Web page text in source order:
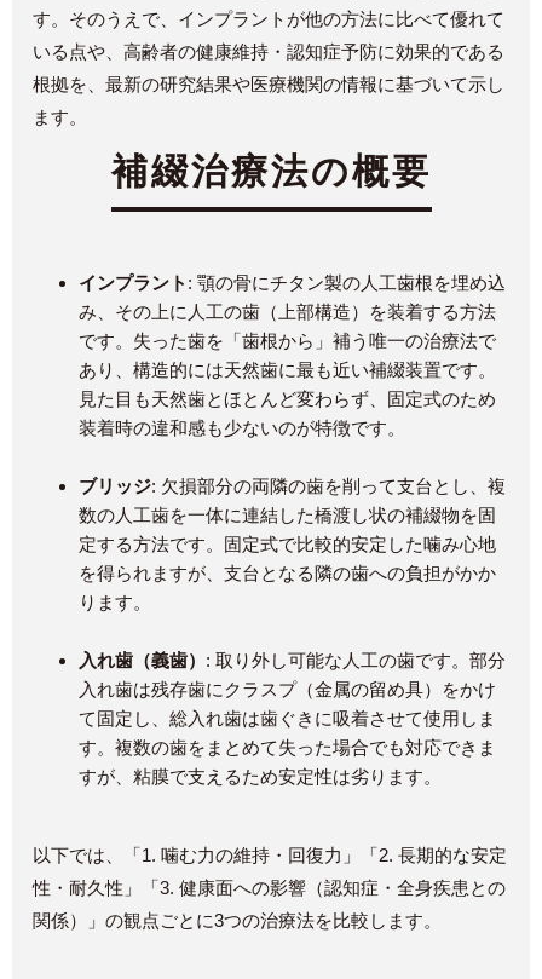
す。そのうえで、インプラントが他の方法に比べて優れて
いる点や、高齢者の健康維持・認知症予防に効果的である
根拠を、最新の研究結果や医療機関の情報に基づいて示し
ます。
補綴治療法の概要
インプラント : 顎の骨にチタン製の人工歯根を埋め込
み、その上に人工の歯（上部構造）を装着する方法
です。失った歯を「歯根から」補う唯一の治療法で
あり、構造的には天然歯に最も近い補綴装置です​。
見た目も天然歯とほとんど変わらず、固定式のため
装着時の違和感も少ないのが特徴です。
ブリッジ: 欠損部分の両隣の歯を削って支台とし、複
数の人工歯を一体に連結した橋渡し状の補綴物を固
定する方法です。固定式で比較的安定した噛み心地
を得られますが、支台となる隣の歯への負担がかか
ります。
入れ歯（義歯） : 取り外し可能な人工の歯です。部分
入れ歯は残存歯にクラスプ（金属の留め具）をかけ
て固定し、総入れ歯は歯ぐきに吸着させて使用しま
す。複数の歯をまとめて失った場合でも対応できま
すが、粘膜で支えるため安定性は劣ります。
以下では、「1. 噛む力の維持・回復力」「2. 長期的な安定
性・耐久性」「3. 健康面への影響（認知症・全身疾患との
関係）」の観点ごとに3つの治療法を比較します。